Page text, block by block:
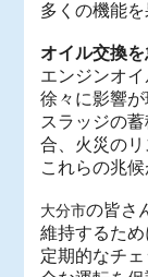
多くの機能を
オイル交換を
エンジンオ
徐々に影響が
スラッジの
合、火災のリ
これらの兆
大分市の皆さ
維持するため
定期的なチ